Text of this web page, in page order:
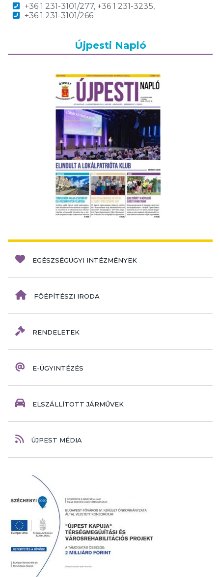
+36 1 231-3101/277, +36 1 231-3235,
+36 1 231-3101/266
Újpesti Napló
EGÉSZSÉGÜGYI INTÉZMÉNYEK
FŐÉPÍTÉSZI IRODA
RENDELETEK
E-ÜGYINTÉZÉS
ELSZÁLLÍTOTT JÁRMŰVEK
ÚJPEST MÉDIA